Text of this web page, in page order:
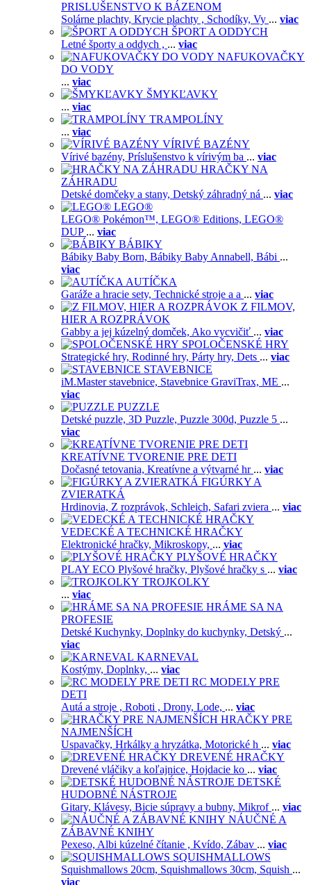
PRISLUŠENSTVO K BÁZENOM
Solárne plachty, Krycie plachty , Schodíky, Vy ... viac
ŠPORT A ODDYCH
Letné športy a oddych , ... viac
NAFUKOVAČKY
DO VODY
... viac
ŠMYKĽAVKY
... viac
TRAMPOLÍNY
... viac
VÍRIVÉ BAZÉNY
Vírivé bazény, Príslušenstvo k vírivým ba ... viac
HRAČKY NA
ZÁHRADU
Detské domčeky a stany, Detský záhradný ná ... viac
LEGO®
LEGO® Pokémon™, LEGO® Editions, LEGO®
DUP ... viac
BÁBIKY
Bábiky Baby Born, Bábiky Baby Annabell, Bábi ...
viac
AUTÍČKA
Garáže a hracie sety, Technické stroje a a ... viac
Z FILMOV,
HIER A ROZPRÁVOK
Gabby a jej kúzelný domček, Ako vycvičiť ... viac
SPOLOČENSKÉ HRY
Strategické hry, Rodinné hry, Párty hry, Dets ... viac
STAVEBNICE
iM.Master stavebnice, Stavebnice GraviTrax, ME ...
viac
PUZZLE
Detské puzzle, 3D Puzzle, Puzzle 300d, Puzzle 5 ...
viac
KREATÍVNE TVORENIE PRE DETI
Dočasné tetovania, Kreatívne a výtvarné hr ... viac
FIGÚRKY A
ZVIERATKÁ
Hrdinovia, Z rozprávok, Schleich, Safari zviera ... viac
VEDECKÉ A TECHNICKÉ HRAČKY
Elektronické hračky, Mikroskopy, ... viac
PLYŠOVÉ HRAČKY
PLAY ECO Plyšové hračky, Plyšové hračky s ... viac
TROJKOLKY
... viac
HRÁME SA NA
PROFESIE
Detské Kuchynky, Doplnky do kuchynky, Detský ...
viac
KARNEVAL
Kostýmy, Doplnky, ... viac
RC MODELY PRE
DETI
Autá a stroje , Roboti , Drony, Lode, ... viac
HRAČKY PRE
NAJMENŠÍCH
Uspavačky, Hrkálky a hryzátka, Motorické h ... viac
DREVENÉ HRAČKY
Drevené vláčiky a koľajnice, Hojdacie ko ... viac
DETSKÉ
HUDOBNÉ NÁSTROJE
Gitary, Klávesy, Bicie súpravy a bubny, Mikrof ... viac
NÁUČNÉ A
ZÁBAVNÉ KNIHY
Pexeso, Albi kúzelné čítanie , Kvído, Zábav ... viac
SQUISHMALLOWS
Squishmallows 20cm, Squishmallows 30cm, Squish ...
viac